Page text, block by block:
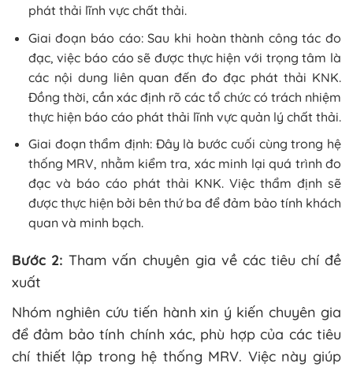
phát thải lĩnh vực chất thải.
Giai đoạn báo cáo: Sau khi hoàn thành công tác đo
đạc, việc báo cáo sẽ được thực hiện với trọng tâm là
các nội dung liên quan đến đo đạc phát thải KNK.
Đồng thời, cần xác định rõ các tổ chức có trách nhiệm
thực hiện báo cáo phát thải lĩnh vực quản lý chất thải.
Giai đoạn thẩm định: Đây là bước cuối cùng trong hệ
thống MRV, nhằm kiểm tra, xác minh lại quá trình đo
đạc và báo cáo phát thải KNK. Việc thẩm định sẽ
được thực hiện bởi bên thứ ba để đảm bảo tính khách
quan và minh bạch.
Bước 2: Tham vấn chuyên gia về các tiêu chí đề
xuất
Nhóm nghiên cứu tiến hành xin ý kiến chuyên gia
để đảm bảo tính chính xác, phù hợp của các tiêu
chí thiết lập trong hệ thống MRV. Việc này giúp